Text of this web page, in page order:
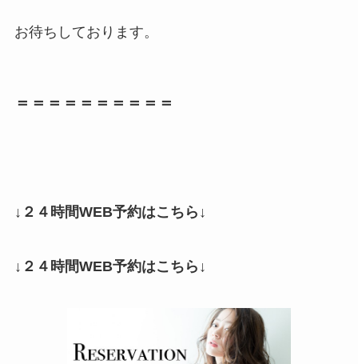
お待ちしております。
＝＝＝＝＝＝＝＝＝＝
↓２４時間WEB予約はこちら↓
↓２４時間WEB予約はこちら↓